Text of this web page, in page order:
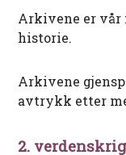
Arkivene er vår
historie.
Arkivene
avtrykk etter
2. verdenskrig